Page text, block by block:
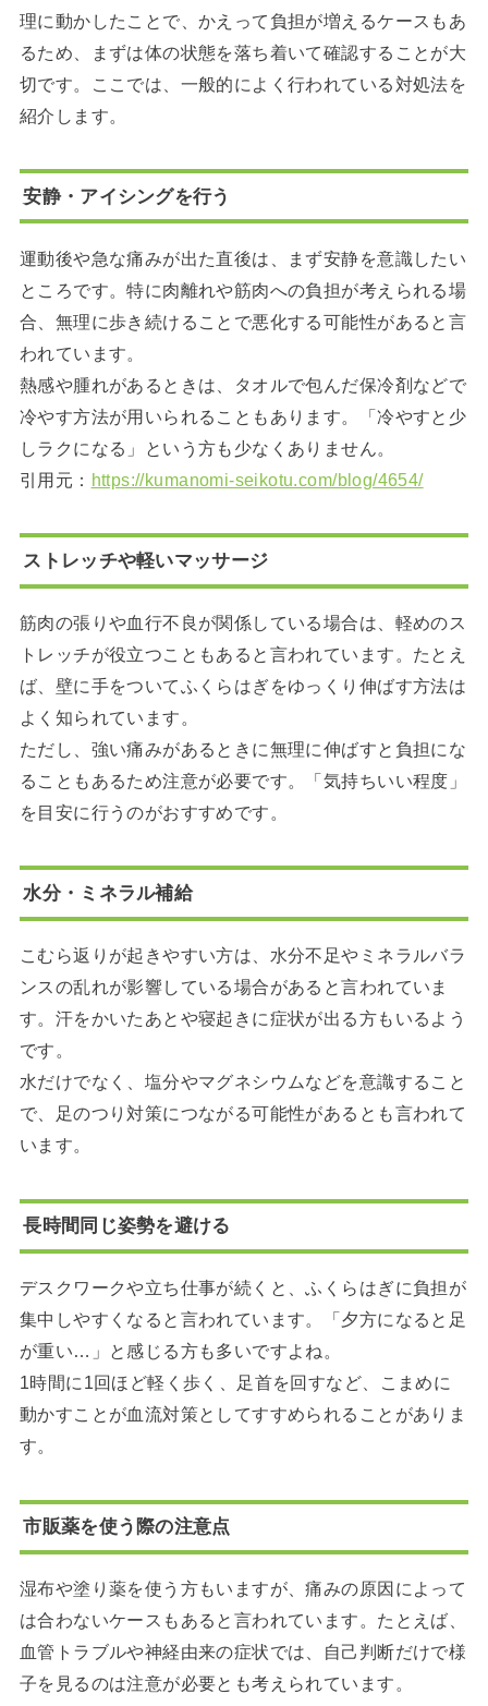
理に動かしたことで、かえって負担が増えるケースもあ
るため、まずは体の状態を落ち着いて確認することが大
切です。ここでは、一般的によく行われている対処法を
紹介します。
安静・アイシングを行う
運動後や急な痛みが出た直後は、まず安静を意識したい
ところです。特に肉離れや筋肉への負担が考えられる場
合、無理に歩き続けることで悪化する可能性があると言
われています。
熱感や腫れがあるときは、タオルで包んだ保冷剤などで
冷やす方法が用いられることもあります。「冷やすと少
しラクになる」という方も少なくありません。
引用元： https://kumanomi-seikotu.com/blog/4654/
ストレッチや軽いマッサージ
筋肉の張りや血行不良が関係している場合は、軽めのス
トレッチが役立つこともあると言われています。たとえ
ば、壁に手をついてふくらはぎをゆっくり伸ばす方法は
よく知られています。
ただし、強い痛みがあるときに無理に伸ばすと負担にな
ることもあるため注意が必要です。「気持ちいい程度」
を目安に行うのがおすすめです。
水分・ミネラル補給
こむら返りが起きやすい方は、水分不足やミネラルバラ
ンスの乱れが影響している場合があると言われていま
す。汗をかいたあとや寝起きに症状が出る方もいるよう
です。
水だけでなく、塩分やマグネシウムなどを意識すること
で、足のつり対策につながる可能性があるとも言われて
います。
長時間同じ姿勢を避ける
デスクワークや立ち仕事が続くと、ふくらはぎに負担が
集中しやすくなると言われています。「夕方になると足
が重い…」と感じる方も多いですよね。
1時間に1回ほど軽く歩く、足首を回すなど、こまめに
動かすことが血流対策としてすすめられることがありま
す。
市販薬を使う際の注意点
湿布や塗り薬を使う方もいますが、痛みの原因によって
は合わないケースもあると言われています。たとえば、
血管トラブルや神経由来の症状では、自己判断だけで様
子を見るのは注意が必要とも考えられています。